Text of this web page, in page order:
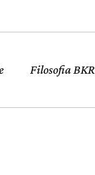
Filosofia BKR